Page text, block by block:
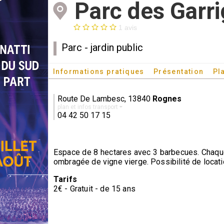
Parc des
1 avis
Parc - jardin public
Informations pratiques Présentation
Route De Lambesc, 13840 Rognes
plan et infos transport
04 42 50 17 15
Espace de 8 hectares avec 3 barbecues.
ombragée de vigne vierge. Possibilité de
Tarifs
2€ - Gratuit - de 15 ans